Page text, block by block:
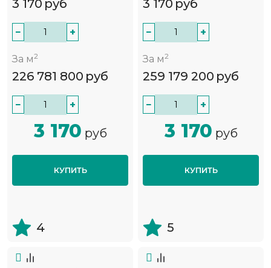
3 170 руб
− +
За м2
226 781 800 руб
− +
3 170 руб
КУПИТЬ
4
3 170 руб
− +
За м2
259 179 200 руб
− +
3 170 руб
КУПИТЬ
5